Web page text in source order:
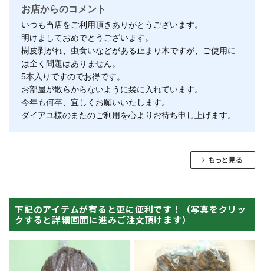
お店からのコメント
いつも当店をご利用頂きありがとうございます。
明けましておめでとうございます。
樹皮剥がれ、虫食いなどがある止まり木ですが、ご使用に
は全く問題はありません。
5本入りですのでお得です。
お部屋が散らからないように袋に入れています。
今年も何卒、宜しくお願いいたします。
ダイアユ様のまたのご利用を心よりお待ち申し上げます。
下記のアイテムが有ると更に便利です！（写真をクリッ
クすると詳細画面に進みご注文頂けます）